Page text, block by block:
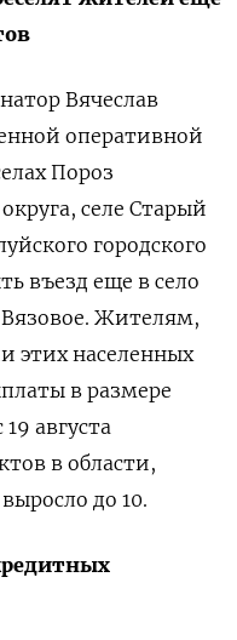
Вячеслав
оперативной
Пороз
селе Старый
городского
въезд еще в село
Жителям,
этих населенных
в размере
августа
в области,
до 10.